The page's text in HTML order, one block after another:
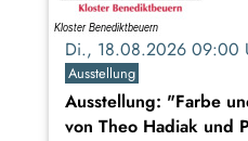
Di., 18.08.2026 09:00
Ausstellung
Ausstellung: "Farbe
von Theo Hadiak und